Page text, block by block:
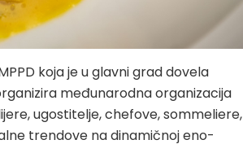
koja je u glavni grad dovela
međunarodna organizacija
ugostitelje, chefove, sommeliere,
trendove na dinamičnoj eno-